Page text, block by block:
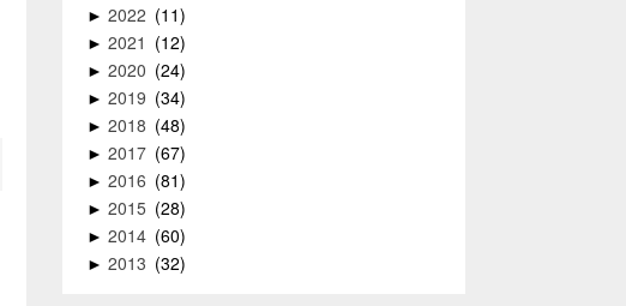
► 2022 11
► 2021 12
► 2020 24
► 2019 34
► 2018 48
► 2017 67
► 2016 81
► 2015 28
► 2014 60
► 2013 32